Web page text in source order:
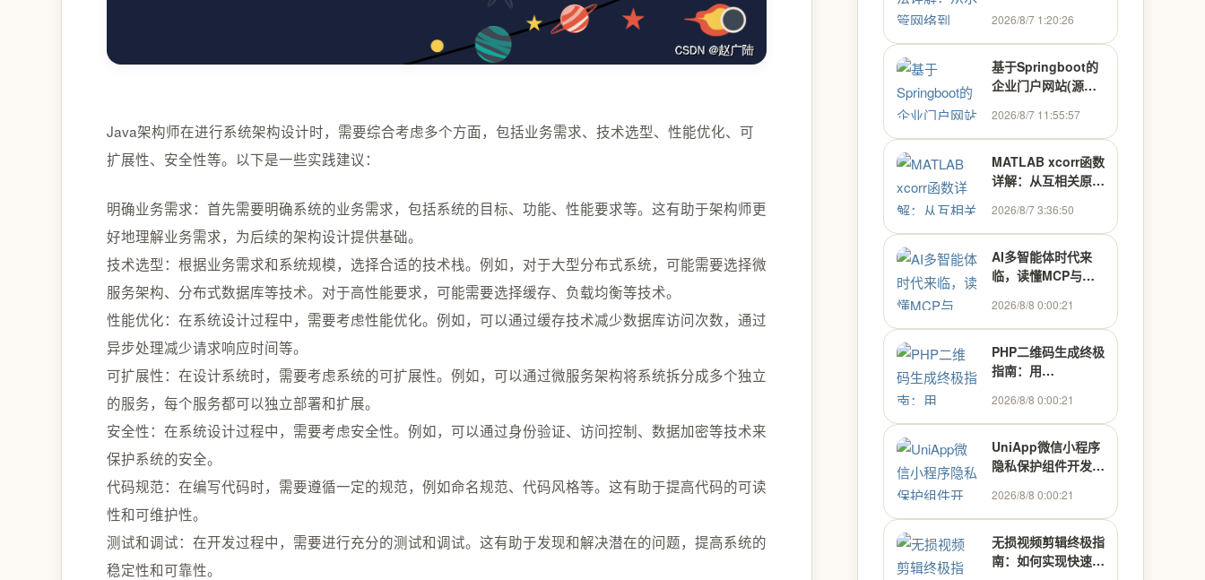
Java架构师在进行系统架构设计时，需要综合考虑多个方面，包括业务需求、技术选型、性能优化、可
扩展性、安全性等。以下是一些实践建议：
明确业务需求：首先需要明确系统的业务需求，包括系统的目标、功能、性能要求等。这有助于架构师更
好地理解业务需求，为后续的架构设计提供基础。
技术选型：根据业务需求和系统规模，选择合适的技术栈。例如，对于大型分布式系统，可能需要选择微
服务架构、分布式数据库等技术。对于高性能要求，可能需要选择缓存、负载均衡等技术。
性能优化：在系统设计过程中，需要考虑性能优化。例如，可以通过缓存技术减少数据库访问次数，通过
异步处理减少请求响应时间等。
可扩展性：在设计系统时，需要考虑系统的可扩展性。例如，可以通过微服务架构将系统拆分成多个独立
的服务，每个服务都可以独立部署和扩展。
安全性：在系统设计过程中，需要考虑安全性。例如，可以通过身份验证、访问控制、数据加密等技术来
保护系统的安全。
代码规范：在编写代码时，需要遵循一定的规范，例如命名规范、代码风格等。这有助于提高代码的可读
性和可维护性。
测试和调试：在开发过程中，需要进行充分的测试和调试。这有助于发现和解决潜在的问题，提高系统的
稳定性和可靠性。
实战
2026/8/7 1:20:26
基于Springboot的
企业门户网站(源码
解)
2026/8/7 11:55:57
MATLAB xcorr函数
详解：从互相关原理
2026/8/7 3:36:50
AI多智能体时代来
临，读懂MCP与
数字化新风口
2026/8/8 0:00:21
PHP二维码生成终极
指南：用
qrcode打造专业级
二维码
2026/8/8 0:00:21
UniApp微信小程序
隐私保护组件开发：
2026/8/8 0:00:21
无损视频剪辑终极指
南：如何实现快速高